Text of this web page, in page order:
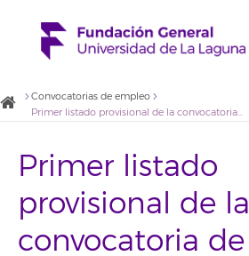
Convocatorias de empleo
Primer listado provisional de la convocatoria de selección de personal con cargo al proyecto de investigación Intervención comunitaria intercultural ICI-TACO
Primer listado
provisional de la
convocatoria de